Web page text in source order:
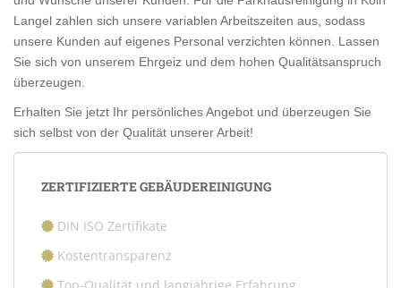
Langel zahlen sich unsere variablen Arbeitszeiten aus, sodass
unsere Kunden auf eigenes Personal verzichten können. Lassen
Sie sich von unserem Ehrgeiz und dem hohen Qualitätsanspruch
überzeugen.
Erhalten Sie jetzt Ihr persönliches Angebot und überzeugen Sie
sich selbst von der Qualität unserer Arbeit!
ZERTIFIZIERTE GEBÄUDEREINIGUNG
DIN ISO Zertifikate
Kostentransparenz